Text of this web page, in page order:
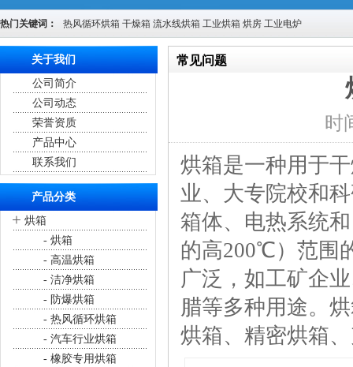
热门关键词： 热风循环烘箱 干燥箱 流水线烘箱 工业烘箱 烘房 工业电炉
关于我们
公司简介
公司动态
荣誉资质
产品中心
联系我们
产品分类
+ 烘箱
- 烘箱
- 高温烘箱
- 洁净烘箱
- 防爆烘箱
- 热风循环烘箱
- 汽车行业烘箱
- 橡胶专用烘箱
常见问题
时
烘箱是一种用于
业、大专院校和
箱体、电热系统
的高200℃）范围
广泛，如工矿企
腊等多种用途。
烘箱、精密烘箱